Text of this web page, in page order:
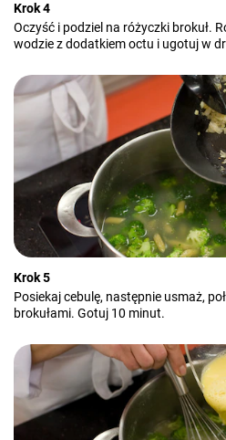
Krok 4
Oczyść i podziel na różyczki brokuł.
wodzie z dodatkiem octu i ugotuj w
Krok 5
Posiekaj cebulę, następnie usmaż,
brokułami. Gotuj 10 minut.